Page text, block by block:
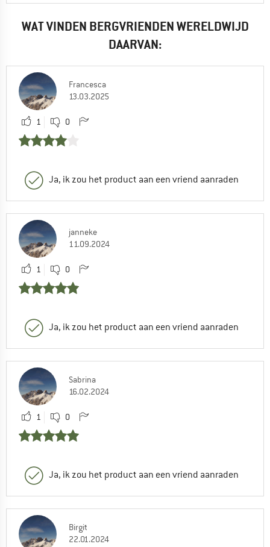
WAT VINDEN BERGVRIENDEN WERELDWIJD
DAARVAN:
Francesca
13.03.2025
1 0
Ja, ik zou het product aan een vriend aanraden
janneke
11.09.2024
1 0
Ja, ik zou het product aan een vriend aanraden
Sabrina
16.02.2024
1 0
Ja, ik zou het product aan een vriend aanraden
Birgit
22.01.2024